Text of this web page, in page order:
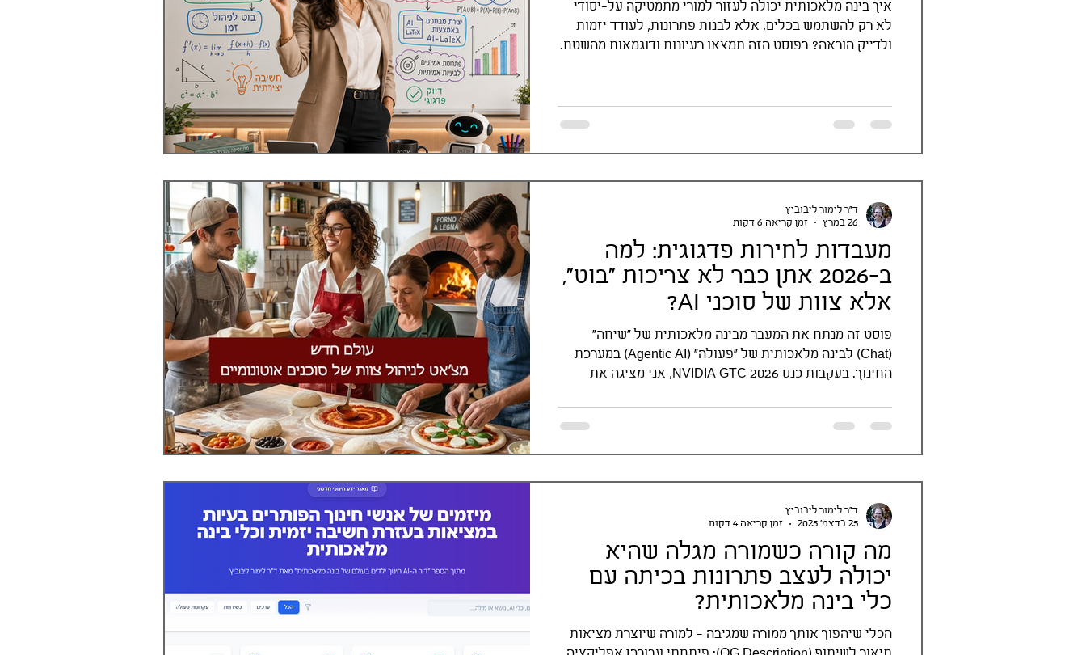
איך בינה מלאכותית יכולה לעזור למורי מתמטיקה על-יסודי
לא רק להשתמש בכלים, אלא לבנות פתרונות, לעודד יזמות
ולדייק הוראה? בפוסט הזה תמצאו רעיונות ודוגמאות מהשטח.
מעבדות לחירות פדגוגית: למה
ב-2026 אתן כבר לא צריכות "בוט",
אלא צוות של סוכני AI?
פוסט זה מנתח את המעבר מבינה מלאכותית של "שיחה"
(Chat) לבינה מלאכותית של "פעולה" (Agentic AI) במערכת
החינוך. בעקבות כנס NVIDIA GTC 2026, אני מציגה את
ד"ר לימור ליבוביץ
26 במרץ
זמן קריאה 6 דקות
מה קורה כשמורה מגלה שהיא
יכולה לעצב פתרונות בכיתה עם
כלי בינה מלאכותית?
הכלי שיהפוך אותך ממורה שמגיבה - למורה שיוצרת מציאות
ד"ר לימור ליבוביץ
25 בדצמ׳ 2025
זמן קריאה 4 דקות